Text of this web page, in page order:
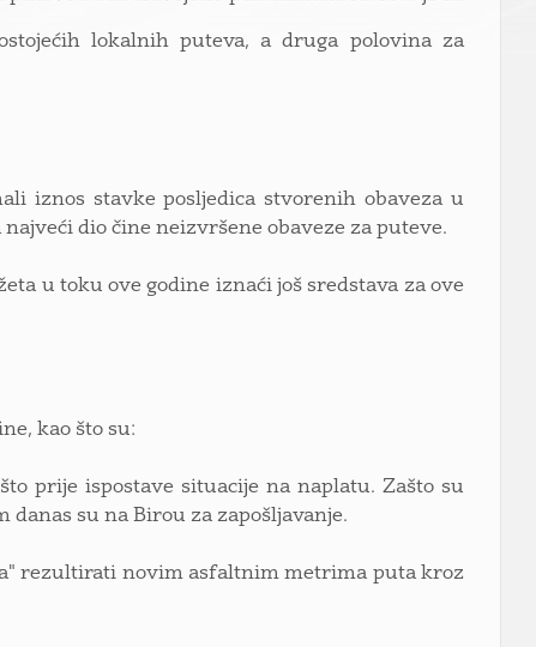
lokalnih puteva, a druga polovina za
iznos stavke posljedica stvorenih obaveza u
dio čine neizvršene obaveze za puteve.
u toku ove godine iznaći još sredstava za ove
kao što su:
prije ispostave situacije na naplatu. Zašto su
su na Birou za zapošljavanje.
rezultirati novim asfaltnim metrima puta kroz